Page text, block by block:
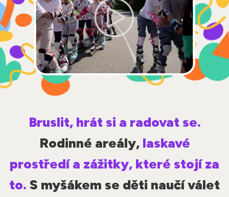
Bruslit, hrát si a radovat se.
Rodinné areály, laskavé
prostředí a zážitky, které stojí za
to. S myšákem se děti naučí válet